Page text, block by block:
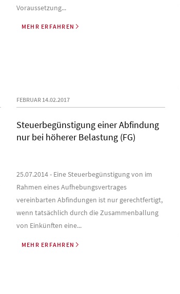
Voraussetzung...
MEHR ERFAHREN
FEBRUAR 14.02.2017
Steuerbegünstigung einer Abfindung
nur bei höherer Belastung (FG)
25.07.2014 - Eine Steuerbegünstigung von im
Rahmen eines Aufhebungsvertrages
vereinbarten Abfindungen ist nur gerechtfertigt,
wenn tatsächlich durch die Zusammenballung
von Einkünften eine...
MEHR ERFAHREN